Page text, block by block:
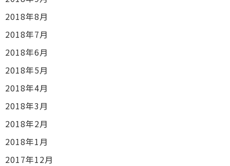
2018年8月
2018年7月
2018年6月
2018年5月
2018年4月
2018年3月
2018年2月
2018年1月
2017年12月